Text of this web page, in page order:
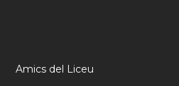
Amics del Liceu